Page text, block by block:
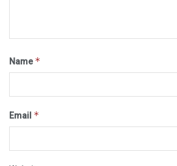
Name*
Email *